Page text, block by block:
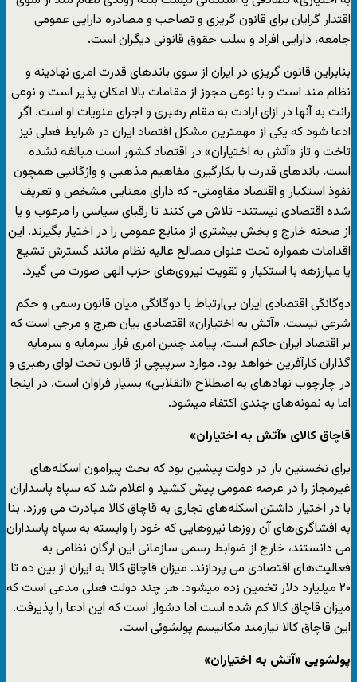
اقتدار گرایان برای قانون گریزی و تصاحب و مصادره دارایی عمومی
جامعه، دارایی افراد و سلب حقوق قانونی دیگران است.
بنابراین قانون گریزی در ایران از سوی باندهای قدرت امری نهادینه و
نظام مند است و با نوعی مجوز از مقامات بالا امکان پذیر است و نوعی
رانت به آنها در ازای ارادت به مقام رهبری و اجرای منویات او است. اگر
ادعا شود که یکی از مهمترین مشکل اقتصاد ایران در شرایط فعلی نیز
تاخت و تاز «آتش به اختیاران» در اقتصاد کشور است مبالغه نشده
است. باندهای قدرت با بکارگیری مفاهیم مذهبی و واژگانیی همچون
نفوذ استکبار و اقتصاد مقاومتی- که دارای معنایی مشخص و تعریف
شده اقتصادی نیستند- تلاش می کنند تا رقبای سیاسی را مرعوب و یا
از صحنه خارج و بخش بیشتری از منابع عمومی را در اختیار بگیرند. این
اقدامات همواره تحت عنوان مصالح عالیه نظام مانند گسترش تشیع
یا مبارزهه با استکبار و تقویت نیروی‌های حزب الهی صورت می گیرد.
دوگانگی اقتصادی ایران بی‌ارتباط با دوگانگی میان قانون رسمی و حکم
شرعی نیست. «آتش به اختیاران» اقتصادی بیان هرج و مرجی است که
بر اقتصاد ایران حاکم است، پیامد چنین امری فرار سرمایه و سرمایه
گذاران کارآفرین خواهد بود. موارد سرپیچی از قانون تحت لوای رهبری و
در چارچوب نهادهای به اصطلاح «انقلابی» بسیار فراوان است. در اینجا
اما به نمونه‌های چندی اکتفاء میشود.
قاچاق کالای «آتش به اختیاران»
برای نخستین بار در دولت پیشین بود که بحث پیرامون اسکله‌های
غیرمجاز را در عرصه عمومی پیش کشید و اعلام شد که سپاه پاسداران
با در اختیار داشتن اسکله‌های تجاری به قاچاق کالا مبادرت می ورزد. بنا
به افشاگری‌های آن روزها نیروهایی که خود را وابسته به سپاه پاسداران
می دانستند، خارج از ضوابط رسمی سازمانی این ارگان نظامی به
فعالیت‌های اقتصادی می پردازند. میزان قاچاق کالا به ایران از بین ده تا
۲۰ میلیارد دلار تخمین زده میشود. هر چند دولت فعلی مدعی است که
میزان قاچاق کالا کم شده است اما دشوار است که این ادعا را پذیرفت.
این قاچاق کالا نیازمند مکانیسم پولشوئی است.
پولشویی «آتش به اختیاران»